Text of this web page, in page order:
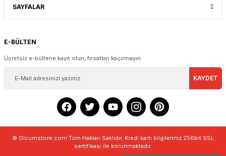
SAYFALAR
E-BÜLTEN
Ücretsiz e-bültene kayıt olun, fırsatları kaçırmayın
KAYDET
© Olcumstore.com Tüm Hakları Saklıdır. Kredi kartı bilgileriniz 256bit SSL
sertifikası ile korunmaktadır.